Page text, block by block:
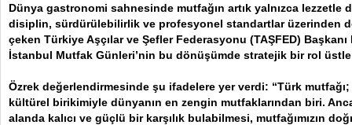
Dünya gastronomi sahnesinde mutfağın artık yalnızca
disiplin, sürdürülebilirlik ve profesyonel standartlar üzerinden
çeken Türkiye Aşçılar ve Şefler Federasyonu (TAŞFED) Başkanı
İstanbul Mutfak Günleri’nin bu dönüşümde stratejik bir rol
Özrek değerlendirmesinde şu ifadelere yer verdi: “Türk
kültürel birikimiyle dünyanın en zengin mutfaklarından biri.
alanda kalıcı ve güçlü bir karşılık bulabilmesi, mutfağımızın